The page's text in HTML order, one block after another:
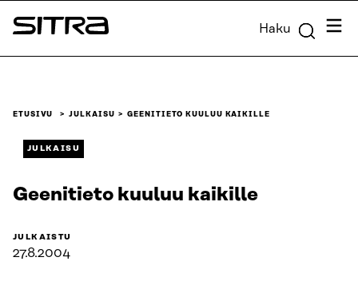
Siirry
suoraan
Sitra Haku
ETUSIVU JULKAISU GEENITIETO KUULUU KAIKILLE
JULKAISU
Geenitieto kuuluu kaikille
JULKAISTU
27.8.2004